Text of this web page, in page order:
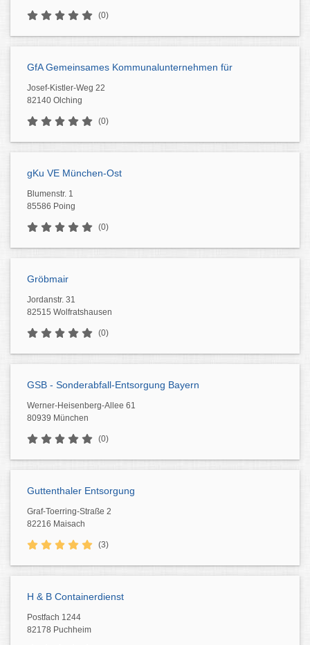
(0)
GfA Gemeinsames Kommunalunternehmen für
Josef-Kistler-Weg 22
82140 Olching
(0)
gKu VE München-Ost
Blumenstr. 1
85586 Poing
(0)
Gröbmair
Jordanstr. 31
82515 Wolfratshausen
(0)
GSB - Sonderabfall-Entsorgung Bayern
Werner-Heisenberg-Allee 61
80939 München
(0)
Guttenthaler Entsorgung
Graf-Toerring-Straße 2
82216 Maisach
(3)
H & B Containerdienst
Postfach 1244
82178 Puchheim